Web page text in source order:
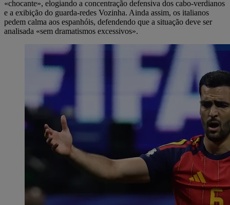
«chocante», elogiando a concentração defensiva dos cabo-verdianos
e a exibição do guarda-redes Vozinha. Ainda assim, os italianos
pedem calma aos espanhóis, defendendo que a situação deve ser
analisada «sem dramatismos excessivos».